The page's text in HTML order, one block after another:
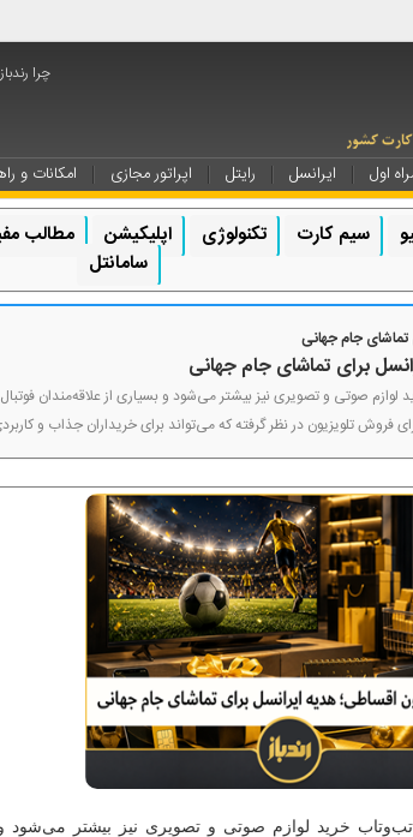
چرا
اول ایرانسل رایتل اپراتور مجازی امکانات و
سیم کارت تکنولوژی اپلیکیشن مطالب
سامانتل
تماشای جام جهانی
برای تماشای جام جهانی
صوتی و تصویری نیز بیشتر می‌شود و بسیاری از علاقه‌مندان
فروش تلویزیون در نظر گرفته که می‌تواند برای خریداران جذاب و
خرید لوازم صوتی و تصویری نیز بیشتر می‌شود و